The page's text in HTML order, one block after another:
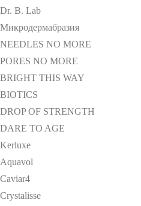
Dr. B. Lab
Микродермабразия
NEEDLES NO MORE
PORES NO MORE
BRIGHT THIS WAY
BIOTICS
DROP OF STRENGTH
DARE TO AGE
Kerluxe
Aquavol
Caviar4
Crystalisse